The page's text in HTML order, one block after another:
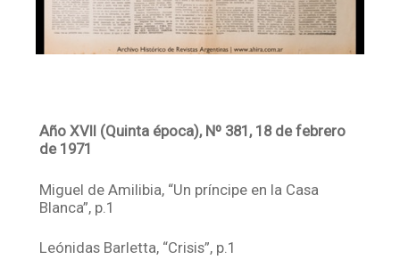
Año XVII (Quinta época), Nº 381, 18 de febrero
de 1971
Miguel de Amilibia, “Un príncipe en la Casa
Blanca”, p.1
Leónidas Barletta, “Crisis”, p.1